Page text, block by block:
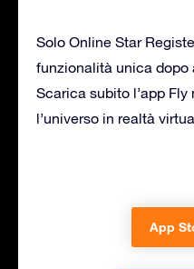
Solo Online Star
funzionalità unica dopo
Scarica subito l’app
l’universo in realtà
App